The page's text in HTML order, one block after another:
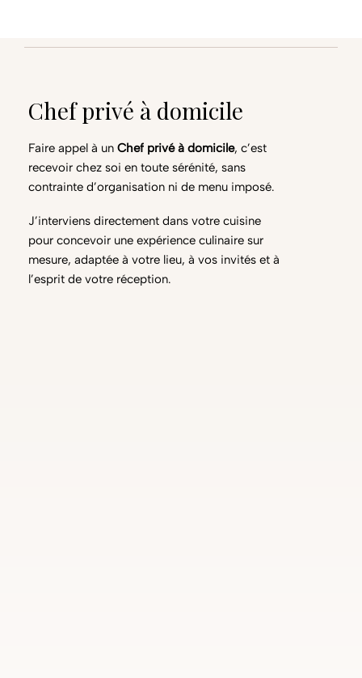
Chef privé à domicile
Faire appel à un Chef privé à domicile, c’est
recevoir chez soi en toute sérénité, sans
contrainte d’organisation ni de menu imposé.
J’interviens directement dans votre cuisine
pour concevoir une expérience culinaire sur
mesure, adaptée à votre lieu, à vos invités et à
l’esprit de votre réception.